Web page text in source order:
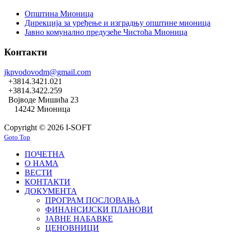
Општина Мионица
Дирекција за уређење и изградњу општине мионица
Јавно комунално предузеће Чистоћа Мионица
Контакти
jkpvodovodm@gmail.com
+3814.3421.021
+3814.3422.259
Војводе Мишића 23
14242 Мионица
Copyright © 2026 I-SOFT
Goto Top
ПОЧЕТНА
О НАМА
ВЕСТИ
КОНТАКТИ
ДОКУМЕНТА
ПРОГРАМ ПОСЛОВАЊА
ФИНАНСИЈСКИ ПЛАНОВИ
ЈАВНЕ НАБАВКЕ
ЦЕНОВНИЦИ